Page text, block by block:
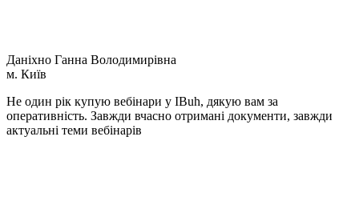
Даніхно Ганна Володимирівна
м. Київ
Не один рік купую вебінари у IBuh, дякую вам за
оперативність. Завжди вчасно отримані документи, завжди
актуальні теми вебінарів